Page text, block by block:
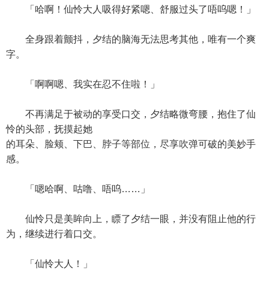
「哈啊！仙怜大人吸得好紧嗯、舒服过头了唔呜嗯！」
全身跟着颤抖，夕结的脑海无法思考其他，唯有一个爽
字。
「啊啊嗯、我实在忍不住啦！」
不再满足于被动的享受口交，夕结略微弯腰，抱住了仙
怜的头部，抚摸起她
的耳朵、脸颊、下巴、脖子等部位，尽享吹弹可破的美妙手
感。
「嗯哈啊、咕噜、唔呜……」
仙怜只是美眸向上，瞟了夕结一眼，并没有阻止他的行
为，继续进行着口交。
「仙怜大人！」